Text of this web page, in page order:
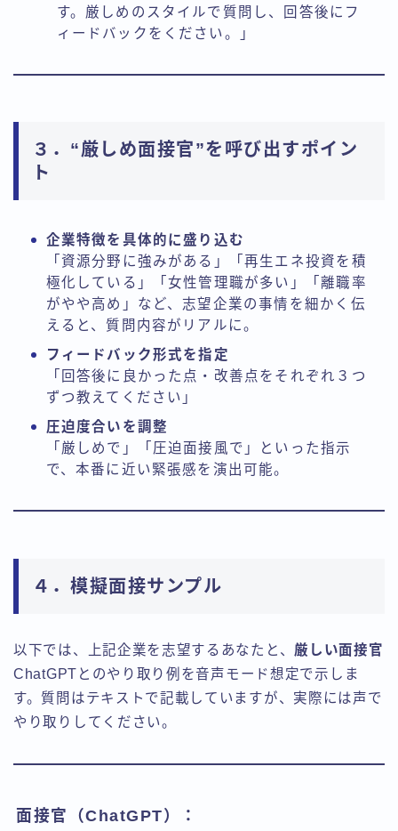
す。厳しめのスタイルで質問し、回答後にフ
ィードバックをください。」
３．“厳しめ面接官”を呼び出すポイン
ト
企業特徴を具体的に盛り込む
「資源分野に強みがある」「再生エネ投資を積
極化している」「女性管理職が多い」「離職率
がやや高め」など、志望企業の事情を細かく伝
えると、質問内容がリアルに。
フィードバック形式を指定
「回答後に良かった点・改善点をそれぞれ３つ
ずつ教えてください」
圧迫度合いを調整
「厳しめで」「圧迫面接風で」といった指示
で、本番に近い緊張感を演出可能。
４．模擬面接サンプル
以下では、上記企業を志望するあなたと、 厳しい面接官
ChatGPTとのやり取り例を音声モード想定で示しま
す。質問はテキストで記載していますが、実際には声で
やり取りしてください。
面接官（ChatGPT）：